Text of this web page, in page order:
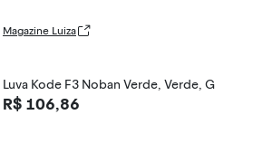
Magazine Luiza
Luva Kode F3 Noban Verde, Verde, G
R$ 106,86